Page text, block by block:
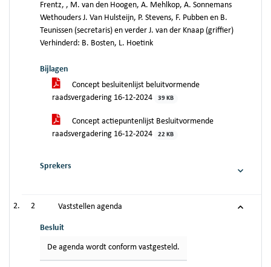
Frentz, , M. van den Hoogen, A. Mehlkop, A. Sonnemans
Wethouders J. Van Hulsteijn, P. Stevens, F. Pubben en B.
Teunissen (secretaris) en verder J. van der Knaap (griffier)
Verhinderd: B. Bosten, L. Hoetink
Bijlagen
Concept besluitenlijst beluitvormende
raadsvergadering 16-12-2024
39 KB
Concept actiepuntenlijst Besluitvormende
raadsvergadering 16-12-2024
22 KB
Sprekers
2 Vaststellen agenda
Besluit
De agenda wordt conform vastgesteld.